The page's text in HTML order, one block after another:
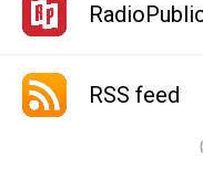
RSS feed